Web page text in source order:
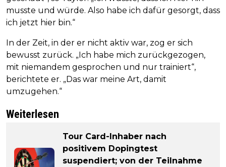
musste und würde. Also habe ich dafür gesorgt, dass
ich jetzt hier bin.“
In der Zeit, in der er nicht aktiv war, zog er sich
bewusst zurück. „Ich habe mich zurückgezogen,
mit niemandem gesprochen und nur trainiert“,
berichtete er. „Das war meine Art, damit
umzugehen.“
Weiterlesen
Tour Card-Inhaber nach
positivem Dopingtest
suspendiert; von der Teilnahme